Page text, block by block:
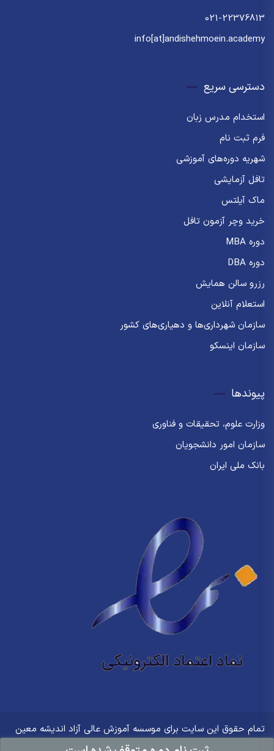
021-22376813
info[at]andishehmoein.academy
دسترسی سریع
استخدام مدرس زبان
فرم ثبت نام
شهریه دوره‌های آموزشی
تافل آزمایشی
ماک آیلتس
خرید وچر آزمون تافل
دوره MBA
دوره DBA
رزرو سالن همایش
استعلام آنلاین
سازمان شهرداری‌ها و دهیاری‌های کشور
سازمان اینسکو
پیوندها
وزارت علوم، تحقیقات و فناوری
سازمان امور دانشجویان
بانک ملی ایران
تمام حقوق این سایت برای موسسه آموزش عالی آزاد اندیشه معین